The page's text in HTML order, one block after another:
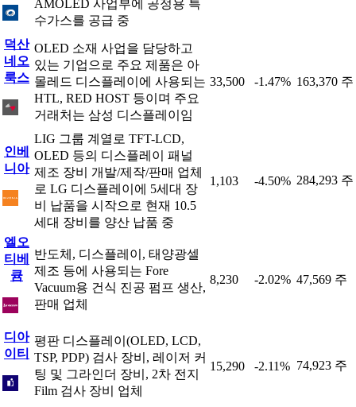
AMOLED 사업부에 공정용 특
수가스를 공급 중
덕산
네오
룩스
OLED 소재 사업을 담당하고
있는 기업으로 주요 제품은 아
몰레드 디스플레이에 사용되는
HTL, RED HOST 등이며 주요
거래처는 삼성 디스플레이임
33,500 -1.47% 163,370 주
인베
니아
LIG 그룹 계열로 TFT-LCD,
OLED 등의 디스플레이 패널
제조 장비 개발/제작/판매 업체
로 LG 디스플레이에 5세대 장
비 납품을 시작으로 현재 10.5
세대 장비를 양산 납품 중
1,103 -4.50% 284,293 주
엘오
티베
큠
반도체, 디스플레이, 태양광셀
제조 등에 사용되는 Fore
Vacuum용 건식 진공 펌프 생산,
판매 업체
8,230 -2.02% 47,569 주
디아
이티
평판 디스플레이(OLED, LCD,
TSP, PDP) 검사 장비, 레이저 커
팅 및 그라인더 장비, 2차 전지
Film 검사 장비 업체
15,290 -2.11% 74,923 주